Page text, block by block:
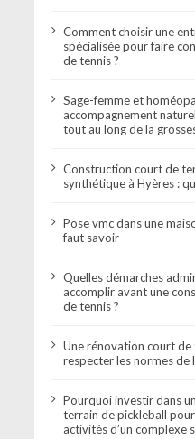
Comment choisir une
spécialisée pour faire
de tennis ?
Sage-femme et
accompagnement
tout au long de la
Construction court de
synthétique à Hyères :
Pose vmc dans une
faut savoir
Quelles démarches
accomplir avant une
de tennis ?
Une rénovation court
respecter les normes de
Pourquoi investir dans
terrain de pickleball
activités d’un complexe